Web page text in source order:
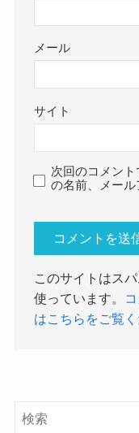
メール
サイト
次回のコメン
の名前、メール
このサイトはス
使っています。
はこちらをご覧